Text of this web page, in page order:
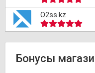
O2ss.kz
Бонусы